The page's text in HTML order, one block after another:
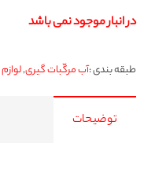
در انبار موجود نمی باشد
طبقه بندی :آب مرکّبات گیری,
توضیحات